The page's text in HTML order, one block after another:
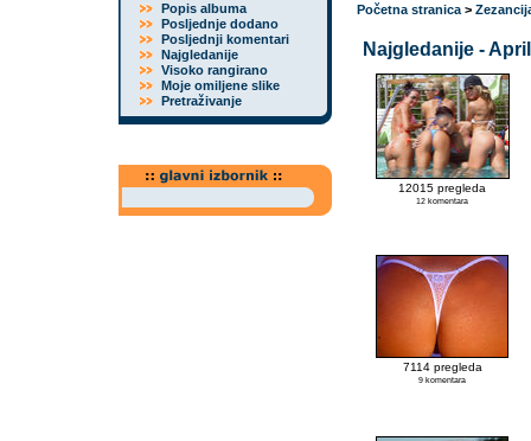
Popis albuma
Posljednje dodano
Posljednji komentari
Najgledanije
Visoko rangirano
Moje omiljene slike
Pretraživanje
Početna stranica >
Najgledanije -
12015 pregleda
12 komentara
7114 pregleda
9 komentara